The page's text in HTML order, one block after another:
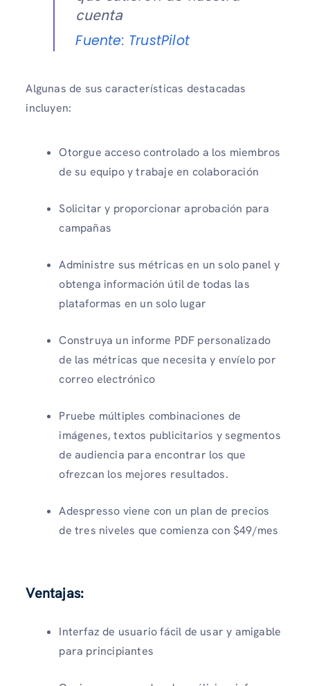
cuenta
Fuente: TrustPilot
Algunas de sus características destacadas
incluyen:
Otorgue acceso controlado a los miembros
de su equipo y trabaje en colaboración
Solicitar y proporcionar aprobación para
campañas
Administre sus métricas en un solo panel y
obtenga información útil de todas las
plataformas en un solo lugar
Construya un informe PDF personalizado
de las métricas que necesita y envíelo por
correo electrónico
Pruebe múltiples combinaciones de
imágenes, textos publicitarios y segmentos
de audiencia para encontrar los que
ofrezcan los mejores resultados.
Adespresso viene con un plan de precios
de tres niveles que comienza con $49/mes
Ventajas:
Interfaz de usuario fácil de usar y amigable
para principiantes